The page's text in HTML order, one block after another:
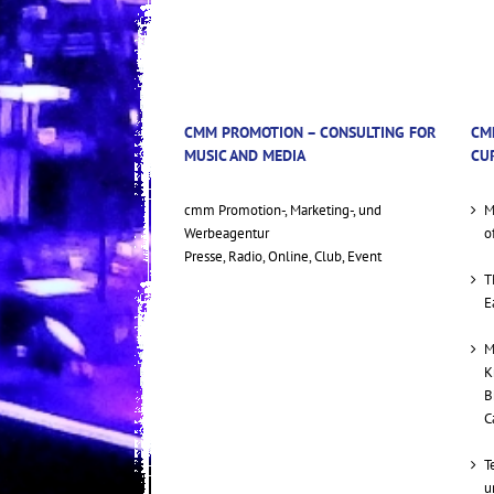
CMM PROMOTION – CONSULTING FOR
MUSIC AND MEDIA
cmm Promotion-, Marketing-, und
Werbeagentur
Presse, Radio, Online, Club, Event